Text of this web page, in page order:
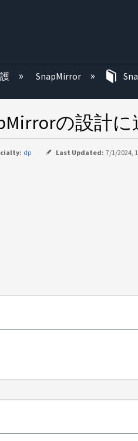
SnapMirror
の設計
dp Last Updated: 7/1/2024,